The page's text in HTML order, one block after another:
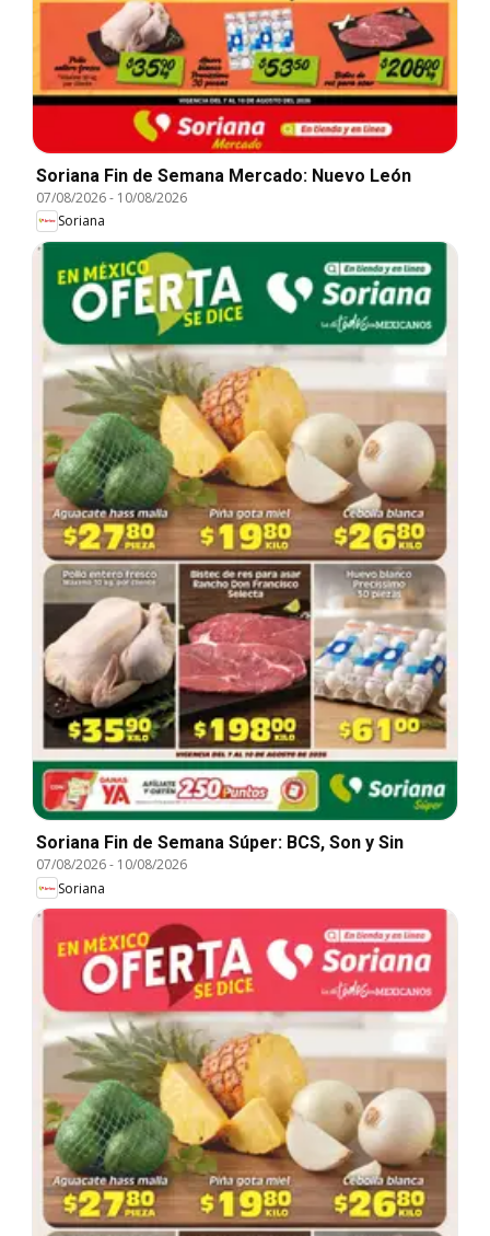
Soriana Fin de Semana Mercado: Nuevo León
07/08/2026- 10/08/2026
Soriana
Soriana Fin de Semana Súper: BCS, Son y Sin
07/08/2026- 10/08/2026
Soriana